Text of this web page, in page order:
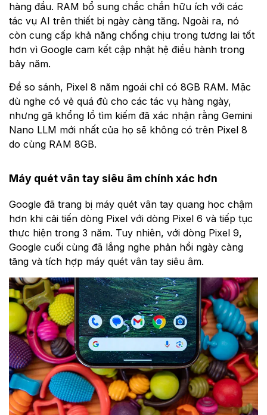
hàng đầu. RAM bổ sung chắc chắn hữu ích với các
tác vụ AI trên thiết bị ngày càng tăng. Ngoài ra, nó
còn cung cấp khả năng chống chịu trong tương lai tốt
hơn vì Google cam kết cập nhật hệ điều hành trong
bảy năm.
Để so sánh, Pixel 8 năm ngoái chỉ có 8GB RAM. Mặc
dù nghe có vẻ quá đủ cho các tác vụ hàng ngày,
nhưng gã khổng lồ tìm kiếm đã xác nhận rằng Gemini
Nano LLM mới nhất của họ sẽ không có trên Pixel 8
do cùng RAM 8GB.
Máy quét vân tay siêu âm chính xác hơn
Google đã trang bị máy quét vân tay quang học chậm
hơn khi cải tiến dòng Pixel với dòng Pixel 6 và tiếp tục
thực hiện trong 3 năm. Tuy nhiên, với dòng Pixel 9,
Google cuối cùng đã lắng nghe phản hồi ngày càng
tăng và tích hợp máy quét vân tay siêu âm.